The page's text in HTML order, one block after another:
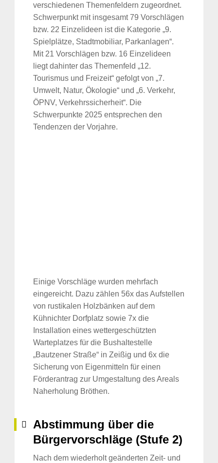
verschiedenen Themenfeldern zugeordnet.
Schwerpunkt mit insgesamt 79 Vorschlägen
bzw. 22 Einzelideen ist die Kategorie „9.
Spielplätze, Stadtmobiliar, Parkanlagen“.
Mit 21 Vorschlägen bzw. 16 Einzelideen
liegt dahinter das Themenfeld „12.
Tourismus und Freizeit“ gefolgt von „7.
Umwelt, Natur, Ökologie“ und „6. Verkehr,
ÖPNV, Verkehrssicherheit“. Die
Schwerpunkte 2025 entsprechen den
Tendenzen der Vorjahre.
Einige Vorschläge wurden mehrfach
eingereicht. Dazu zählen 56x das Aufstellen
von rustikalen Holzbänken auf dem
Kühnichter Dorfplatz sowie 7x die
Installation eines wettergeschützten
Warteplatzes für die Bushaltestelle
„Bautzener Straße“ in Zeißig und 6x die
Sicherung von Eigenmitteln für einen
Förderantrag zur Umgestaltung des Areals
Naherholung Bröthen.
Abstimmung über die
Bürgervorschläge (Stufe 2)
Nach dem wiederholt geänderten Zeit- und